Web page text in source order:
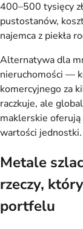
400–500 tysięcy
pustostanów,
najemca z piekła
Alternatywa dla
nieruchomości —
komercyjnego za
raczkuje, ale
maklerskie
wartości jednostki.
Metale
rzeczy,
portfelu